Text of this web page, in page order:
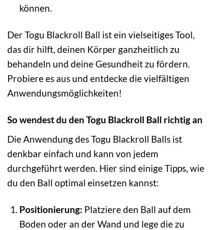
können.
Der Togu Blackroll Ball ist ein vielseitiges Tool,
das dir hilft, deinen Körper ganzheitlich zu
behandeln und deine Gesundheit zu fördern.
Probiere es aus und entdecke die vielfältigen
Anwendungsmöglichkeiten!
So wendest du den Togu Blackroll Ball richtig an
Die Anwendung des Togu Blackroll Balls ist
denkbar einfach und kann von jedem
durchgeführt werden. Hier sind einige Tipps, wie
du den Ball optimal einsetzen kannst:
Positionierung: Platziere den Ball auf dem
Boden oder an der Wand und lege die zu